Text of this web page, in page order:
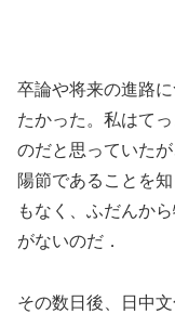
卒論や将来の進路
たかった。私はて
のだと思っていた
陽節であることを
もなく、ふだんか
がないのだ．
その数日後、日中